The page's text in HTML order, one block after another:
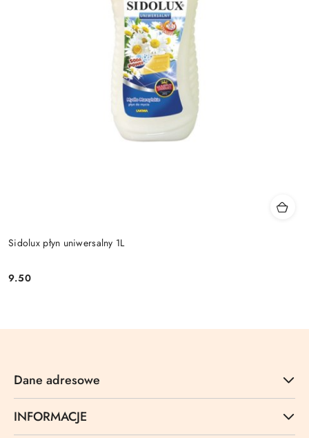
Sidolux płyn uniwersalny 1L
Cena:
9.50
Dane adresowe
INFORMACJE